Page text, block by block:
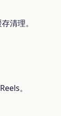
清理。
。